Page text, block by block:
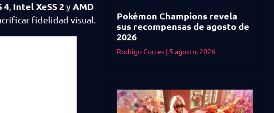
4, Intel XeSS 2yAMD
fidelidad visual.
Pokémon Champions revela
sus recompensas de agosto de
2026
Rodrigo Cortes 5 agosto, 2026